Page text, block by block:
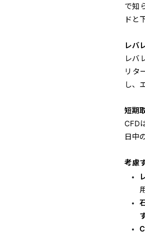
で知
ドと
レバ
レバ
リタ
し、
短期
CFD
日中
考慮